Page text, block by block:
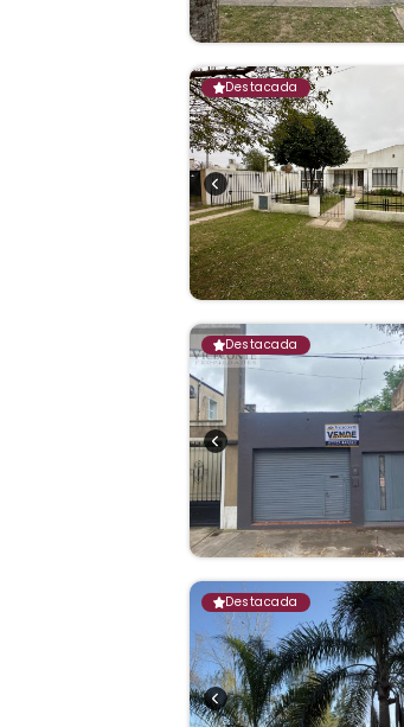
Destacada
Destacada
Destacada